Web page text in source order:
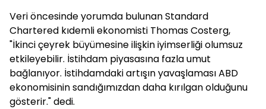
Veri öncesinde yorumda bulunan Standard
Chartered kıdemli ekonomisti Thomas Costerg,
"İkinci çeyrek büyümesine ilişkin iyimserliği olumsuz
etkileyebilir. İstihdam piyasasına fazla umut
bağlanıyor. İstihdamdaki artışın yavaşlaması ABD
ekonomisinin sandığımızdan daha kırılgan olduğunu
gösterir." dedi.